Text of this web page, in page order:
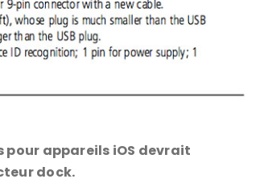
pour appareils iOS devrait
dock.